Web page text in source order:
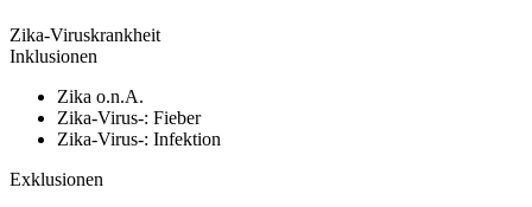
Zika-Viruskrankheit
Inklusionen
Zika o.n.A.
Zika-Virus-: Fieber
Zika-Virus-: Infektion
Exklusionen